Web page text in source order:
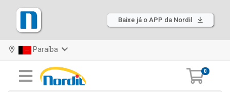
Baixe já o APP da Nordil
Paraíba
0